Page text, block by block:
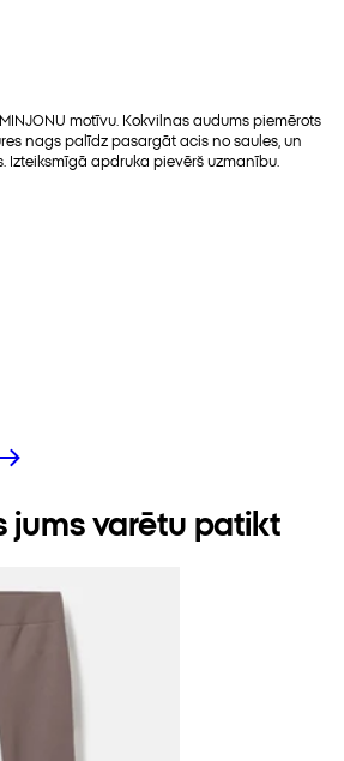
motīvu. Kokvilnas audums piemērots
nags palīdz pasargāt acis no saules, un
Izteiksmīgā apdruka pievērš uzmanību.
jums varētu patikt